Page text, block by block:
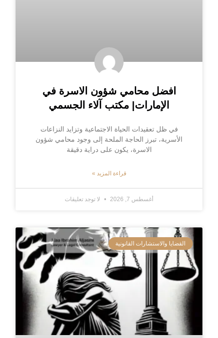
افضل محامي شؤون الاسرة في
الإمارات| مكتب آلاء الجسمي
في ظل تعقيدات الحياة الاجتماعية وتزايد النزاعات
الأسرية، تبرز الحاجة الملحة إلى وجود محامي شؤون
الاسرة، يكون على دراية دقيقة
قراءة المزيد »
أغسطس 7, 2026 لا توجد تعليقات
القضايا والاستشارات القانونية